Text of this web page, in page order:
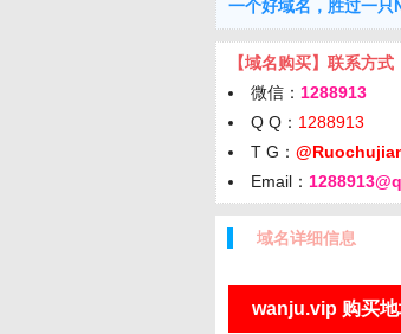
一个好域名，胜过一只
【域名购买】联系方式
微信： 1288913
Q Q： 1288913
T G：
Email：
域名详细信息
wanju.vip 购买